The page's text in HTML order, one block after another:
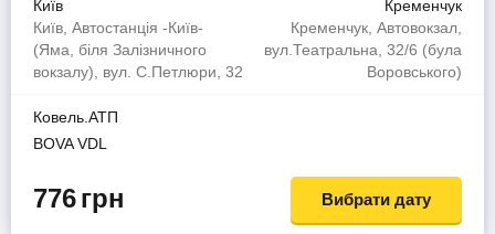
Київ
Кременчук
Київ, Автостанція -Київ-
(Яма, біля Залізничного
вокзалу), вул. С.Петлюри, 32
Кременчук, Автовокзал,
вул.Театральна, 32/6 (була
Воровського)
Ковель.АТП
BOVA VDL
776грн Вибрати дату